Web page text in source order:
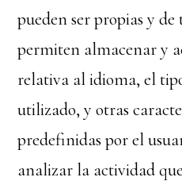
pueden ser propias y de
permiten almacenar y
relativa al idioma, el
utilizado, y otras
predefinidas por el
analizar la actividad